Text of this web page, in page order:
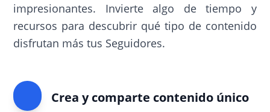
impresionantes. Invierte algo de tiempo y
recursos para descubrir qué tipo de contenido
disfrutan más tus Seguidores.
Crea y comparte contenido único